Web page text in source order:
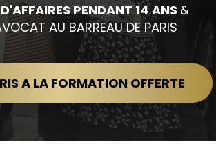
PENDANT 14 ANS &
AU BARREAU DE PARIS
A LA FORMATION OFFERTE